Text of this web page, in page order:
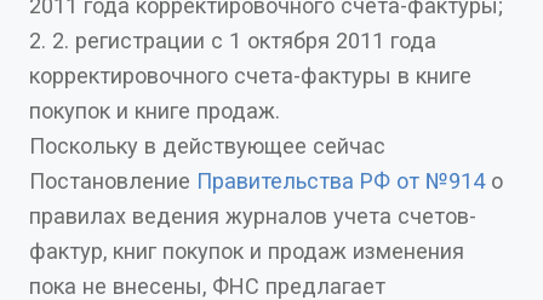
2011 года корректировочного счета-фактуры;
2. регистрации с 1 октября 2011 года
корректировочного счета-фактуры в книге
покупок и книге продаж.
Поскольку в действующее сейчас
Постановление
Правительства РФ от №914о
правилах ведения журналов учета счетов-
фактур, книг покупок и продаж изменения
пока не внесены, ФНС предлагает